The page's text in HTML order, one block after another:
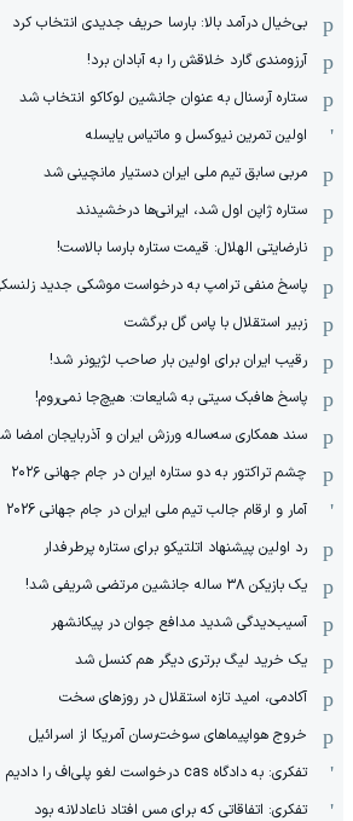
بی‌خیال درآمد بالا: بارسا حریف جدیدی انتخاب کرد
آرزومندی گارد خلاقش را به آبادان برد!
ستاره آرسنال به عنوان جانشین لوکاکو انتخاب شد
اولین تمرین نیوکسل و ماتیاس یایسله
مربی سابق تیم ملی ایران دستیار مانچینی شد
ستاره ژاپن اول شد، ایرانی‌ها درخشیدند
نارضایتی الهلال: قیمت ستاره بارسا بالاست!
پاسخ منفی ترامپ به درخواست موشکی جدید
زبیر استقلال با پاس گل برگشت
رقیب ایران برای اولین بار صاحب لژیونر شد!
پاسخ هافبک سیتی به شایعات: هیچ‌جا نمی‌روم!
سند همکاری سه‌ساله‌ ‌ورزش ایران و آذربایجان امضا
چشم تراکتور به دو ستاره ایران در جام جهانی ۲۰۲۶
آمار و ارقام جالب تیم ملی ایران در جام جهانی 2026
رد اولین پیشنهاد اتلتیکو برای ستاره پرطرفدار
یک بازیکن ۳۸ ساله جانشین مرتضی شریفی شد!
آسیب‌دیدگی شدید مدافع جوان در پیکانشهر
یک خرید لیگ برتری دیگر هم کنسل شد
آکادمی، امید تازه استقلال در روزهای سخت
خروج هواپیماهای سوخت‌رسان آمریکا از اسرائیل
تفکری: به دادگاه cas درخواست لغو پلی‌اف را دادیم
تفکری: اتفاقاتی که برای مس افتاد ناعادلانه بود